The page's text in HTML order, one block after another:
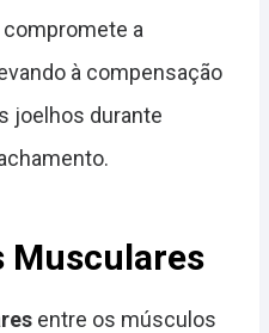
a
à compensação
joelhos durante
Musculares
entre os músculos